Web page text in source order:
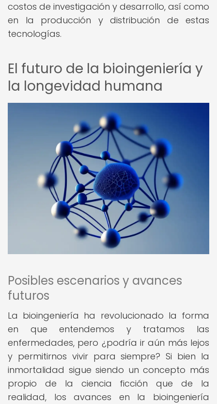
costos de investigación y desarrollo, así como
en la producción y distribución de estas
tecnologías.
El futuro de la bioingeniería y
la longevidad humana
Posibles escenarios y avances
futuros
La bioingeniería ha revolucionado la forma
en que entendemos y tratamos las
enfermedades, pero ¿podría ir aún más lejos
y permitirnos vivir para siempre? Si bien la
inmortalidad sigue siendo un concepto más
propio de la ciencia ficción que de la
realidad, los avances en la bioingeniería